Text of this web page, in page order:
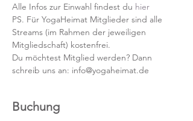
Alle Infos zur Einwahl findest du hier
PS. Für YogaHeimat Mitglieder sind alle
Streams (im Rahmen der jeweiligen
Mitgliedschaft) kostenfrei.
Du möchtest Mitglied werden? Dann
schreib uns an: info@yogaheimat.de
Buchung